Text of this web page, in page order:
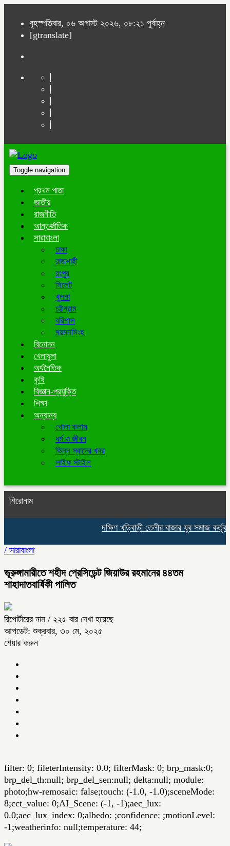
বৃহস্পতিবার, ০৬ অগাস্ট ২০২৬, ০৮:২১ পূর্বাহ্ন
[gtranslate]
Toggle navigation
প্রথম পাতা
জাতীয়
রাজনীতি
আন্তর্জাতিক
সারাবাংলা
ঢাকা
রাজশাহী
রংপুর
সিলেট
খুলনা
চট্টগ্রাম
বরিশাল
ময়মনসিংহ
বিনোদন
খেলাধুলা
অর্থনৈতিক
কৃষি
বিজ্ঞান-প্রযুক্তি
শিক্ষা
অন্যান্য
খোলা কলাম
ধর্ম ও জীবন
ভিন্ন স্বাদের খবর
লাইফ স্টাইল
শিরোনাম
দক্ষিণ খড়িবাড়ী তেলীর বাজার যুব সমাজ কর্তৃক
/ সারাবাংলা
ভূরুঙ্গামারীতে শহীদ প্রেসিডেন্ট জিয়াউর রহমানের ৪৪তম
শাহাদাতবার্ষিকী পালিত
রিপোর্টারের নাম / ২২৫ বার দেখা হয়েছে
আপডেট: শুক্রবার, ৩০ মে, ২০২৫
শেয়ার করুন
filter: 0; fileterIntensity: 0.0; filterMask: 0; brp_mask:0;
brp_del_th:null; brp_del_sen:null; delta:null; module:
photo;hw-remosaic: false;touch: (-1.0, -1.0);sceneMode:
8;cct_value: 0;AI_Scene: (-1, -1);aec_lux:
0.0;aec_lux_index: 0;albedo: ;confidence: ;motionLevel:
-1;weatherinfo: null;temperature: 44;